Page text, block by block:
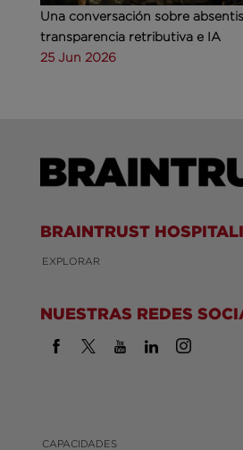
Una conversación sobre
transparencia retributiva e IA
25 Jun 2026
BRAINTRUST
EXPLORAR
NUESTRAS REDES
CAPACIDADES